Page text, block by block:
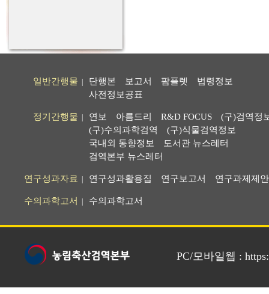
일반간행물 단행본 보고서 팜플렛
법령정보
사전정보공표
정기간행물 연보 아름드리 R&D FOCUS
(구)검역정
(구)수의과학검역
(구)식물검역정보
국내외 동향정보
도서관 뉴스레터
검역본부 뉴스레터
연구성과자료 연구성과활용집 연구보고서 연구과제제
수의과학고서 수의과학고서
PC/모바일웹 :